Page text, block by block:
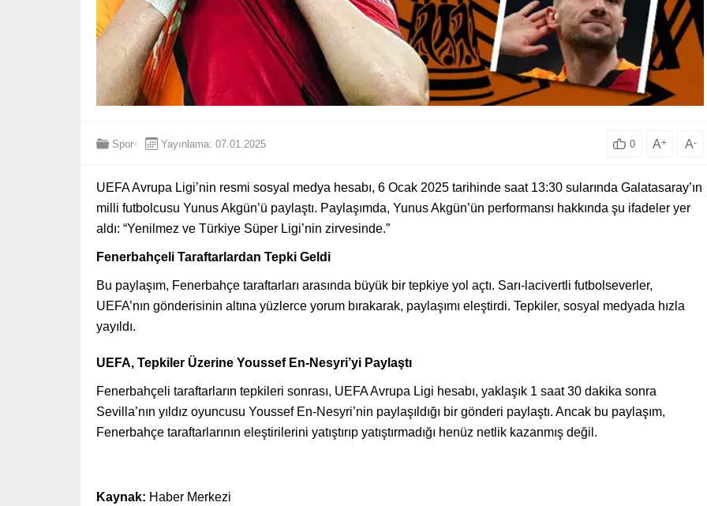
Spor Yayınlama: 07.01.2025 0 A+ A-
UEFA Avrupa Ligi’nin resmi sosyal medya hesabı, 6 Ocak 2025 tarihinde saat 13:30 sularında Galatasaray’ın
milli futbolcusu Yunus Akgün’ü paylaştı. Paylaşımda, Yunus Akgün’ün performansı hakkında şu ifadeler yer
aldı: “Yenilmez ve Türkiye Süper Ligi’nin zirvesinde.”
Fenerbahçeli Taraftarlardan Tepki Geldi
Bu paylaşım, Fenerbahçe taraftarları arasında büyük bir tepkiye yol açtı. Sarı-lacivertli futbolseverler,
UEFA’nın gönderisinin altına yüzlerce yorum bırakarak, paylaşımı eleştirdi. Tepkiler, sosyal medyada hızla
yayıldı.
UEFA, Tepkiler Üzerine Youssef En-Nesyri’yi Paylaştı
Fenerbahçeli taraftarların tepkileri sonrası, UEFA Avrupa Ligi hesabı, yaklaşık 1 saat 30 dakika sonra
Sevilla’nın yıldız oyuncusu Youssef En-Nesyri’nin paylaşıldığı bir gönderi paylaştı. Ancak bu paylaşım,
Fenerbahçe taraftarlarının eleştirilerini yatıştırıp yatıştırmadığı henüz netlik kazanmış değil.
Kaynak: Haber Merkezi